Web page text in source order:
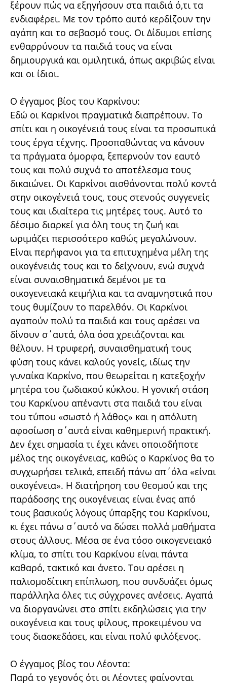
ξέρουν πώς να εξηγήσουν στα παιδιά ό,τι τα
ενδιαφέρει. Με τον τρόπο αυτό κερδίζουν την
αγάπη και το σεβασμό τους. Οι Δίδυμοι επίσης
ενθαρρύνουν τα παιδιά τους να είναι
δημιουργικά και ομιλητικά, όπως ακριβώς είναι
και οι ίδιοι.
Ο έγγαμος βίος του Καρκίνου:
Εδώ οι Καρκίνοι πραγματικά διαπρέπουν. Το
σπίτι και η οικογένειά τους είναι τα προσωπικά
τους έργα τέχνης. Προσπαθώντας να κάνουν
τα πράγματα όμορφα, ξεπερνούν τον εαυτό
τους και πολύ συχνά το αποτέλεσμα τους
δικαιώνει. Οι Καρκίνοι αισθάνονται πολύ κοντά
στην οικογένειά τους, τους στενούς συγγενείς
τους και ιδιαίτερα τις μητέρες τους. Αυτό το
δέσιμο διαρκεί για όλη τους τη ζωή και
ωριμάζει περισσότερο καθώς μεγαλώνουν.
Είναι περήφανοι για τα επιτυχημένα μέλη της
οικογένειάς τους και το δείχνουν, ενώ συχνά
είναι συναισθηματικά δεμένοι με τα
οικογενειακά κειμήλια και τα αναμνηστικά που
τους θυμίζουν το παρελθόν. Οι Καρκίνοι
αγαπούν πολύ τα παιδιά και τους αρέσει να
δίνουν σ΄αυτά, όλα όσα χρειάζονται και
θέλουν. Η τρυφερή, συναισθηματική τους
φύση τους κάνει καλούς γονείς, ιδίως την
γυναίκα Καρκίνο, που θεωρείται η κατεξοχήν
μητέρα του ζωδιακού κύκλου. Η γονική στάση
του Καρκίνου απέναντι στα παιδιά του είναι
του τύπου «σωστό ή λάθος» και η απόλυτη
αφοσίωση σ΄αυτά είναι καθημερινή πρακτική.
Δεν έχει σημασία τι έχει κάνει οποιοδήποτε
μέλος της οικογένειας, καθώς ο Καρκίνος θα το
συγχωρήσει τελικά, επειδή πάνω απ΄όλα «είναι
οικογένεια». Η διατήρηση του θεσμού και της
παράδοσης της οικογένειας είναι ένας από
τους βασικούς λόγους ύπαρξης του Καρκίνου,
κι έχει πάνω σ΄αυτό να δώσει πολλά μαθήματα
στους άλλους. Μέσα σε ένα τόσο οικογενειακό
κλίμα, το σπίτι του Καρκίνου είναι πάντα
καθαρό, τακτικό και άνετο. Του αρέσει η
παλιομοδίτικη επίπλωση, που συνδυάζει όμως
παράλληλα όλες τις σύγχρονες ανέσεις. Αγαπά
να διοργανώνει στο σπίτι εκδηλώσεις για την
οικογένεια και τους φίλους, προκειμένου να
τους διασκεδάσει, και είναι πολύ φιλόξενος.
Ο έγγαμος βίος του Λέοντα:
Παρά το γεγονός ότι οι Λέοντες φαίνονται